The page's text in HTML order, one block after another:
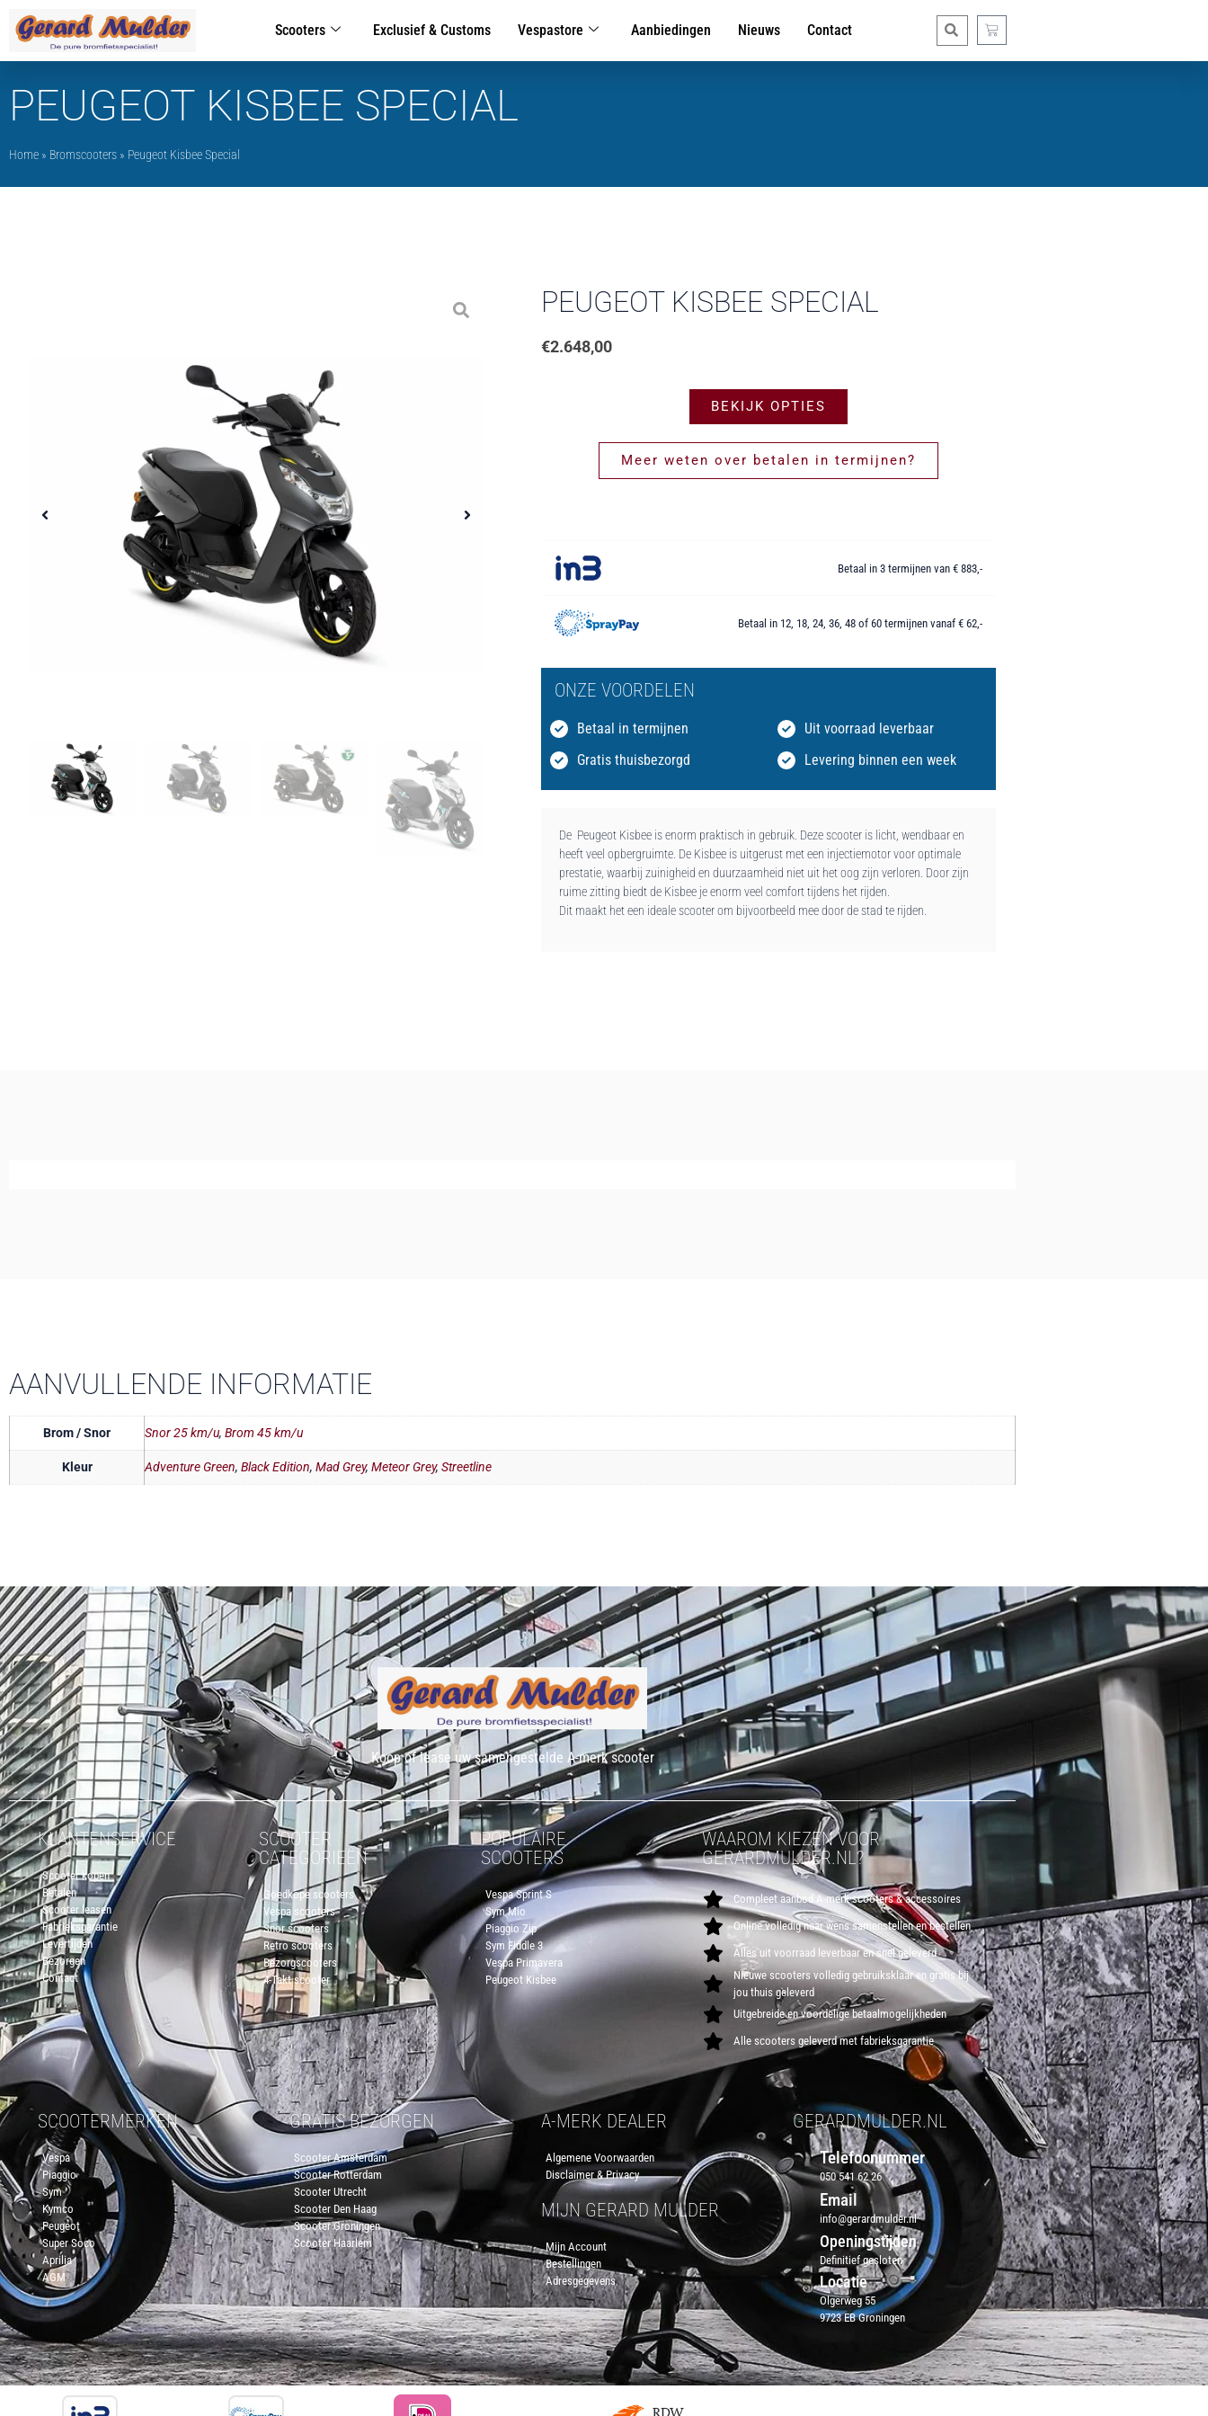
Scooters Exclusief & Customs Vespastore Aanbiedingen Nieuws Contact
PEUGEOT KISBEE SPECIAL
Home » Bromscooters » Peugeot Kisbee Special
PEUGEOT KISBEE SPECIAL
€2.648,00
BEKIJK OPTIES
Meer weten over betalen in termijnen?
Betaal in 3 termijnen van € 883,-
Betaal in 12, 18, 24, 36, 48 of 60 termijnen vanaf € 62,-
ONZE VOORDELEN
Betaal in termijnen
Gratis thuisbezorgd
Uit voorraad leverbaar
Levering binnen een week
De Peugeot Kisbee is enorm praktisch in gebruik. Deze scooter is licht, wendbaar en
heeft veel opbergruimte. De Kisbee is uitgerust met een injectiemotor voor optimale
prestatie, waarbij zuinigheid en duurzaamheid niet uit het oog zijn verloren. Door zijn
ruime zitting biedt de Kisbee je enorm veel comfort tijdens het rijden.
Dit maakt het een ideale scooter om bijvoorbeeld mee door de stad te rijden.
AANVULLENDE INFORMATIE
Brom / Snor Snor 25 km/u, Brom 45 km/u
Kleur Adventure Green, Black Edition, Mad Grey, Meteor Grey, Streetline
Koop of lease uw samengestelde A-merk scooter
KLANTENSERVICE
Scooter kopen
Betalen
Scooter leasen
Fabrieksgarantie
Levertijden
Bezorgen
Contact
SCOOTER
CATEGORIEËN
Goedkope scooters
Vespa scooters
Snor scooters
Retro scooters
Bezorgscooters
4-Takt scooter
POPULAIRE
SCOOTERS
Vespa Sprint S
Sym Mio
Piaggio Zip
Sym Fiddle 3
Vespa Primavera
Peugeot Kisbee
WAAROM KIEZEN VOOR
GERARDMULDER.NL?
Compleet aanbod A-merk scooters & accessoires
Online volledig naar wens samenstellen en bestellen
Alles uit voorraad leverbaar en snel geleverd
Nieuwe scooters volledig gebruiksklaar en gratis bij
jou thuis geleverd
Uitgebreide en voordelige betaalmogelijkheden
Alle scooters geleverd met fabrieksgarantie
SCOOTERMERKEN
Vespa
Piaggio
Sym
Kymco
Peugeot
Super Soco
Aprilia
AGM
GRATIS BEZORGEN
Scooter Amsterdam
Scooter Rotterdam
Scooter Utrecht
Scooter Den Haag
Scooter Groningen
Scooter Haarlem
A-MERK DEALER
Algemene Voorwaarden
Disclaimer & Privacy
MIJN GERARD MULDER
Mijn Account
Bestellingen
Adresgegevens
GERARDMULDER.NL
Telefoonummer
050 541 62 26
Email
info@gerardmulder.nl
Openingstijden
Definitief gesloten
Locatie
Olgerweg 55
9723 EB Groningen